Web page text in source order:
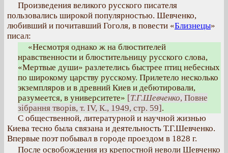
Произведения великого русского писателя
пользовались широкой популярностью. Шевченко,
любивший и почитавший Гоголя, в повести «Близнецы»
писал:
«Несмотря однако ж на блюстителей
нравственности и блюстительницу русского слова,
«Мертвые души» разлетелись быстрее птиц небесных
по широкому царству русскому. Прилетело несколько
экземпляров и в древний Киев и дебютировали,
разумеется, в университете» [Т.Г.Шевченко, Повне
зібрання творів, т. IV, К., 1949, стр. 59].
С общественной, литературной и научной жизнью
Киева тесно была связана и деятельность Т.Г.Шевченко.
Впервые поэт побывал в городе проездом в 1828 г.
После освобождения из крепостной неволи Шевченко